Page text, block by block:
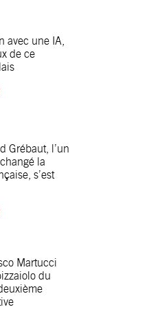
avec une IA,
de ce
Grébaut, l’un
la
s’est
Martucci
du